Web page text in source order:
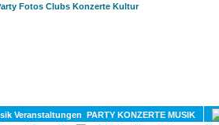
PARTY KONZERTE MUSIK